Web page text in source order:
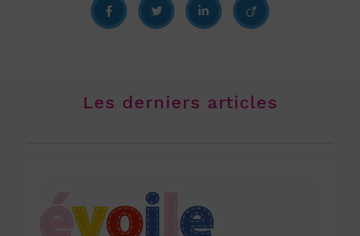
Les derniers articles